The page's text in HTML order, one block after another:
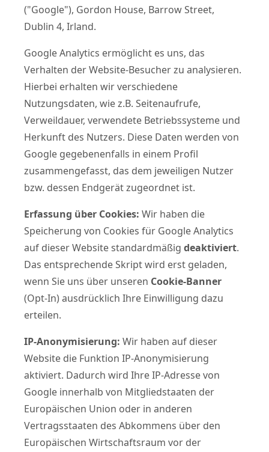
("Google"), Gordon House, Barrow Street,
Dublin 4, Irland.
Google Analytics ermöglicht es uns, das
Verhalten der Website-Besucher zu analysieren.
Hierbei erhalten wir verschiedene
Nutzungsdaten, wie z.B. Seitenaufrufe,
Verweildauer, verwendete Betriebssysteme und
Herkunft des Nutzers. Diese Daten werden von
Google gegebenenfalls in einem Profil
zusammengefasst, das dem jeweiligen Nutzer
bzw. dessen Endgerät zugeordnet ist.
Erfassung über Cookies: Wir haben die
Speicherung von Cookies für Google Analytics
auf dieser Website standardmäßig deaktiviert.
Das entsprechende Skript wird erst geladen,
wenn Sie uns über unseren Cookie-Banner
(Opt-In) ausdrücklich Ihre Einwilligung dazu
erteilen.
IP-Anonymisierung: Wir haben auf dieser
Website die Funktion IP-Anonymisierung
aktiviert. Dadurch wird Ihre IP-Adresse von
Google innerhalb von Mitgliedstaaten der
Europäischen Union oder in anderen
Vertragsstaaten des Abkommens über den
Europäischen Wirtschaftsraum vor der